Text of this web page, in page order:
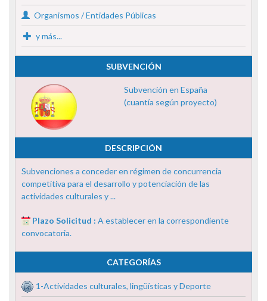
Organismos / Entidades Públicas
y más...
SUBVENCIÓN
Subvención en España
(cuantía según proyecto)
DESCRIPCIÓN
Subvenciones a conceder en régimen de concurrencia
competitiva para el desarrollo y potenciación de las
actividades culturales y ...
Plazo Solicitud : A establecer en la correspondiente
convocatoria.
CATEGORÍAS
1-Actividades culturales, lingüísticas y Deporte